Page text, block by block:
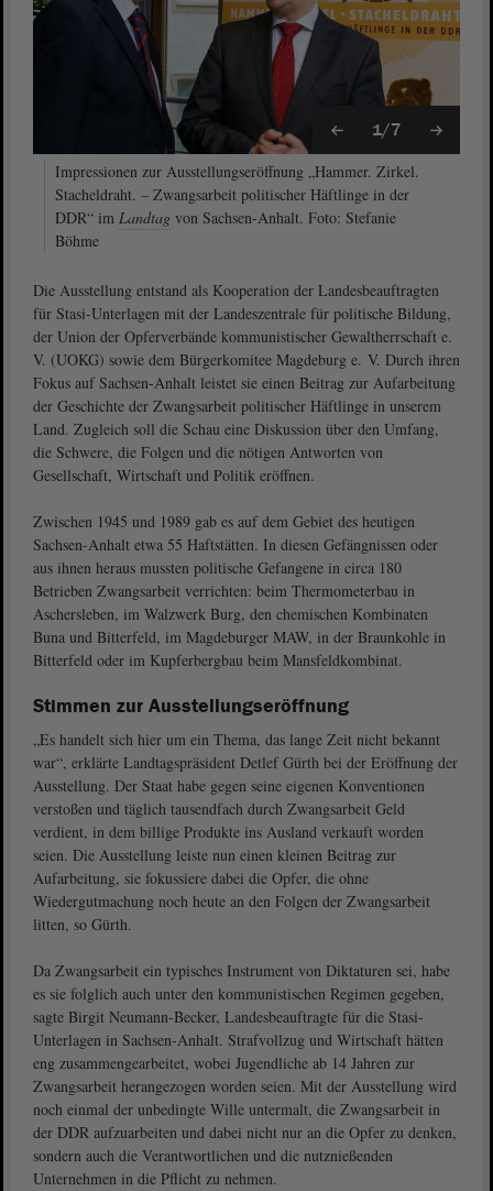
1/7
Impressionen zur Ausstellungseröffnung „Hammer. Zirkel.
Stacheldraht. – Zwangsarbeit politischer Häftlinge in der
DDR“ im Landtag von Sachsen-Anhalt. Foto: Stefanie
Böhme
Die Ausstellung entstand als Kooperation der Landesbeauftragten
für Stasi-Unterlagen mit der Landeszentrale für politische Bildung,
der Union der Opferverbände kommunistischer Gewaltherrschaft e.
V. (UOKG) sowie dem Bürgerkomitee Magdeburg e. V. Durch ihren
Fokus auf Sachsen-Anhalt leistet sie einen Beitrag zur Aufarbeitung
der Geschichte der Zwangsarbeit politischer Häftlinge in unserem
Land. Zugleich soll die Schau eine Diskussion über den Umfang,
die Schwere, die Folgen und die nötigen Antworten von
Gesellschaft, Wirtschaft und Politik eröffnen.
Zwischen 1945 und 1989 gab es auf dem Gebiet des heutigen
Sachsen-Anhalt etwa 55 Haftstätten. In diesen Gefängnissen oder
aus ihnen heraus mussten politische Gefangene in circa 180
Betrieben Zwangsarbeit verrichten: beim Thermometerbau in
Aschersleben, im Walzwerk Burg, den chemischen Kombinaten
Buna und Bitterfeld, im Magdeburger MAW, in der Braunkohle in
Bitterfeld oder im Kupferbergbau beim Mansfeldkombinat.
Stimmen zur Ausstellungseröffnung
„Es handelt sich hier um ein Thema, das lange Zeit nicht bekannt
war“, erklärte Landtagspräsident Detlef Gürth bei der Eröffnung der
Ausstellung. Der Staat habe gegen seine eigenen Konventionen
verstoßen und täglich tausendfach durch Zwangsarbeit Geld
verdient, in dem billige Produkte ins Ausland verkauft worden
seien. Die Ausstellung leiste nun einen kleinen Beitrag zur
Aufarbeitung, sie fokussiere dabei die Opfer, die ohne
Wiedergutmachung noch heute an den Folgen der Zwangsarbeit
litten, so Gürth.
Da Zwangsarbeit ein typisches Instrument von Diktaturen sei, habe
es sie folglich auch unter den kommunistischen Regimen gegeben,
sagte Birgit Neumann-Becker, Landesbeauftragte für die Stasi-
Unterlagen in Sachsen-Anhalt. Strafvollzug und Wirtschaft hätten
eng zusammengearbeitet, wobei Jugendliche ab 14 Jahren zur
Zwangsarbeit herangezogen worden seien. Mit der Ausstellung wird
noch einmal der unbedingte Wille untermalt, die Zwangsarbeit in
der DDR aufzuarbeiten und dabei nicht nur an die Opfer zu denken,
sondern auch die Verantwortlichen und die nutznießenden
Unternehmen in die Pflicht zu nehmen.